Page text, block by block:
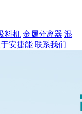
料机 金属分离器 混
于安捷能 联系我们